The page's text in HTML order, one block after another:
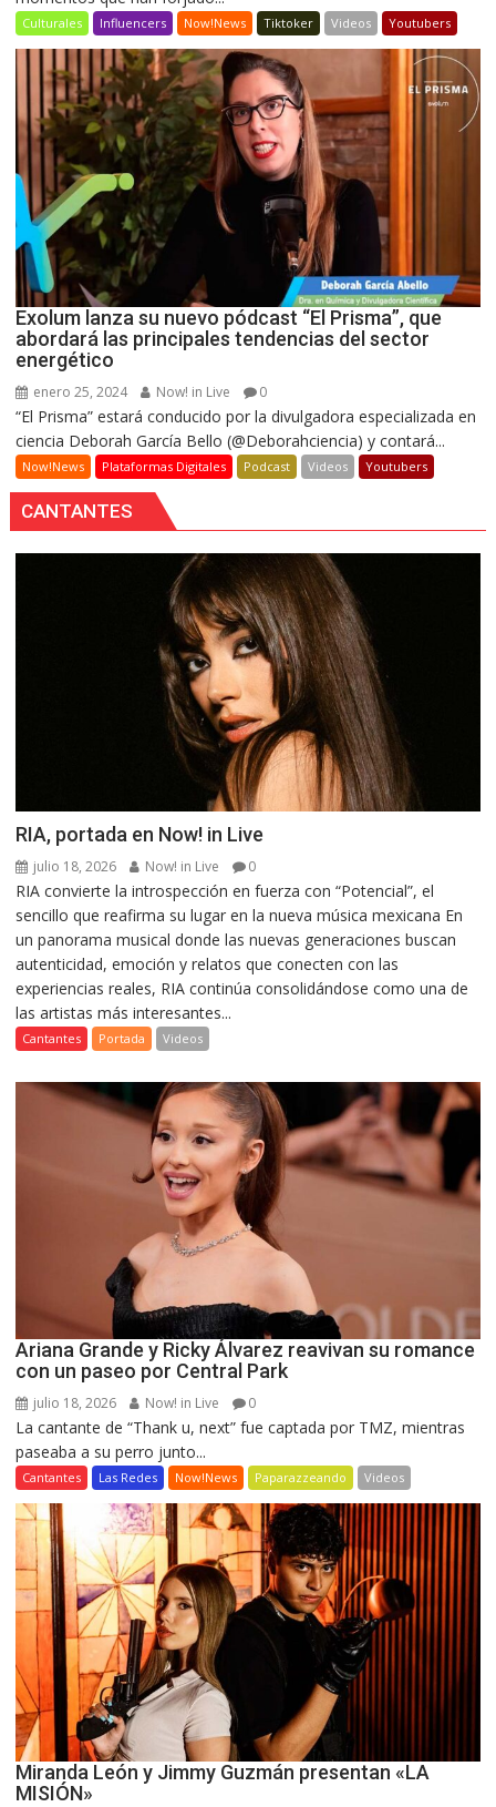
Culturales Influencers Now!News Tiktoker Videos Youtubers
Exolum lanza su nuevo pódcast “El Prisma”, que
abordará las principales tendencias del sector
energético
enero 25, 2024 Now! in Live 0
“El Prisma” estará conducido por la divulgadora especializada en
ciencia Deborah García Bello (@Deborahciencia) y contará...
Now!News Plataformas Digitales Podcast Videos Youtubers
CANTANTES
RIA, portada en Now! in Live
julio 18, 2026 Now! in Live 0
RIA convierte la introspección en fuerza con “Potencial”, el
sencillo que reafirma su lugar en la nueva música mexicana En
un panorama musical donde las nuevas generaciones buscan
autenticidad, emoción y relatos que conecten con las
experiencias reales, RIA continúa consolidándose como una de
las artistas más interesantes...
Cantantes Portada Videos
Ariana Grande y Ricky Álvarez reavivan su romance
con un paseo por Central Park
julio 18, 2026 Now! in Live 0
La cantante de “Thank u, next” fue captada por TMZ, mientras
paseaba a su perro junto...
Cantantes Las Redes Now!News Paparazzeando Videos
Miranda León y Jimmy Guzmán presentan «LA
MISIÓN»